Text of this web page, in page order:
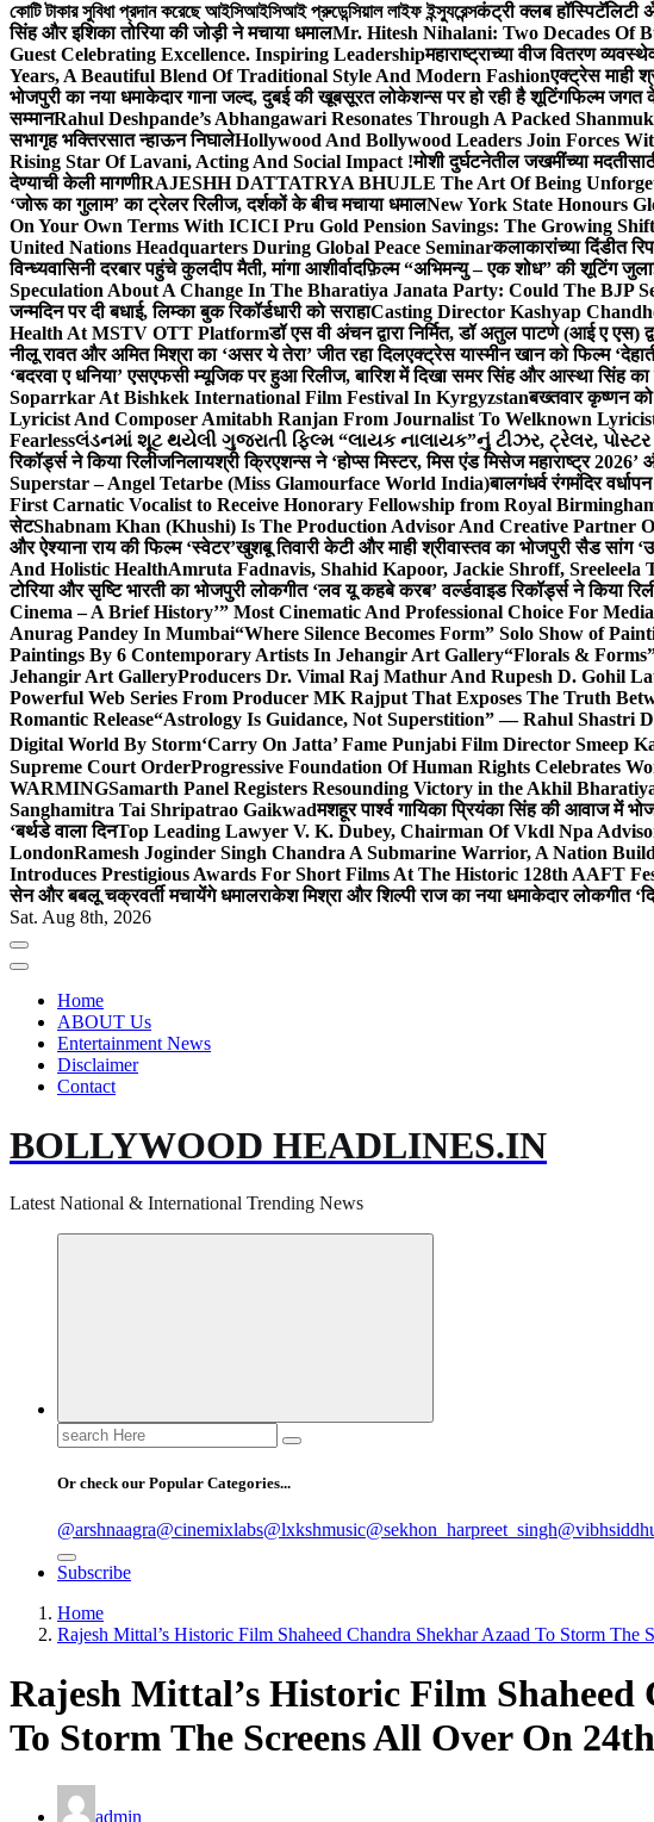
কোটি টাকার সুবিধা প্রদান করেছে আইসিআইসিআই প্রুডেন্সিয়াল লাইফ ইন্স্যুরেন্সकंट्री क्लब हॉस्पिटॅलिटी
सिंह और इशिका तोरिया की जोड़ी ने मचाया धमालMr. Hitesh Nihalani: Two Decades Of
Guest Celebrating Excellence. Inspiring Leadershipमहाराष्ट्राच्या वीज वितरण
Years, A Beautiful Blend Of Traditional Style And Modern Fashionएक्ट्रेस माही
भोजपुरी का नया धमाकेदार गाना जल्द, दुबई की खूबसूरत लोकेशन्स पर हो रही है शूटिंगफिल्म जगत के
सम्मानRahul Deshpande’s Abhangawari Resonates Through A Packed
सभागृह भक्तिरसात न्हाऊन निघालेHollywood And Bollywood Leaders Join Forces
Rising Star Of Lavani, Acting And Social Impact !मोशी दुर्घटनेतील जखमींच्या
देण्याची केली मागणीRAJESHH DATTATRYA BHUJLE The Art Of Being
‘जोरू का गुलाम’ का ट्रेलर रिलीज, दर्शकों के बीच मचाया धमालNew York State Honours
On Your Own Terms With ICICI Pru Gold Pension Savings: The Growing
United Nations Headquarters During Global Peace Seminarकलाकारांच्या दिंडीत
विन्ध्यवासिनी दरबार पहुंचे कुलदीप मैती, मांगा आशीर्वादफ़िल्म “अभिमन्यु – एक शोध” की शूटिंग
Speculation About A Change In The Bharatiya Janata Party: Could The BJP
जन्मदिन पर दी बधाई, लिम्का बुक रिकॉर्डधारी को सराहाCasting Director Kashyap
Health At MSTV OTT Platformडॉ एस वी अंचन द्वारा निर्मित, डॉ अतुल पाटणे (आई ए एस)
नीलू रावत और अमित मिश्रा का ‘असर ये तेरा’ जीत रहा दिलएक्ट्रेस यास्मीन खान को फिल्म
‘बदरवा ए धनिया’ एसएफसी म्यूजिक पर हुआ रिलीज, बारिश में दिखा समर सिंह और आस्था सिंह
Soparrkar At Bishkek International Film Festival In Kyrgyzstanबख्तवार कृष्णन को
Lyricist And Composer Amitabh Ranjan From Journalist To Welknown
Fearlessલંડનમાં શૂટ થયેલી ગુજરાતી ફિલ્મ “લાયક નાલાયક”નું ટીઝર, ટ્રેલર,
रिकॉर्ड्स ने किया रिलीजनिलायश्री क्रिएशन्स ने ‘होप्स मिस्टर, मिस एंड मिसेज महाराष्ट्र
Superstar – Angel Tetarbe (Miss Glamourface World India)बालगंधर्व रंगमंदिर
First Carnatic Vocalist to Receive Honorary Fellowship from Royal
सेटShabnam Khan (Khushi) Is The Production Advisor And Creative Partner
और ऐश्याना राय की फिल्म ‘स्वेटर’खुशबू तिवारी केटी और माही श्रीवास्तव का भोजपुरी सैड सांग
And Holistic HealthAmruta Fadnavis, Shahid Kapoor, Jackie Shroff,
टोरिया और सृष्टि भारती का भोजपुरी लोकगीत ‘लव यू कहबे करब’ वर्ल्डवाइड रिकॉर्ड्स ने किया
Cinema – A Brief History’” Most Cinematic And Professional Choice For Media
Anurag Pandey In Mumbai“Where Silence Becomes Form” Solo Show of
Paintings By 6 Contemporary Artists In Jehangir Art Gallery“Florals &
Jehangir Art GalleryProducers Dr. Vimal Raj Mathur And Rupesh D. Gohil
Powerful Web Series From Producer MK Rajput That Exposes The Truth
Romantic Release“Astrology Is Guidance, Not Superstition” — Rahul Shastri
Digital World By Storm‘Carry On Jatta’ Fame Punjabi Film Director Smeep
Supreme Court OrderProgressive Foundation Of Human Rights Celebrates
WARMINGSamarth Panel Registers Resounding Victory in the Akhil
Sanghamitra Tai Shripatrao Gaikwadमशहूर पार्श्व गायिका प्रियंका सिंह की आवाज में
‘बर्थडे वाला दिनTop Leading Lawyer V. K. Dubey, Chairman Of Vkdl Npa
LondonRamesh Joginder Singh Chandra A Submarine Warrior, A Nation
Introduces Prestigious Awards For Short Films At The Historic 128th AAFT
सेन और बबलू चक्रवर्ती मचायेंगे धमालराकेश मिश्रा और शिल्पी राज का नया धमाकेदार लोकगीत
Sat. Aug 8th, 2026
Home
ABOUT Us
Entertainment News
Disclaimer
Contact
BOLLYWOOD HEADLINES.IN
Latest National & International Trending News
Search
for:
Or check our Popular Categories...
@arshnaagra@cinemixlabs@lxkshmusic@sekhon_harpreet_singh
Subscribe
Home
Rajesh Mittal’s Historic Film Shaheed Chandra Shekhar Azaad To Storm The
Rajesh Mittal’s Historic Film Shaheed
To Storm The Screens All Over On
admin